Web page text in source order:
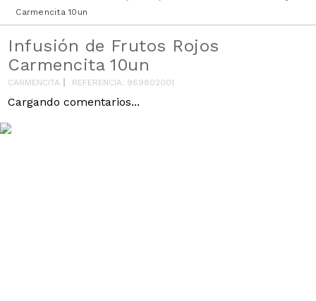
Carmencita 10un
Infusión de Frutos Rojos
Carmencita 10un
CARMENCITA REFERENCIA: 969802001
Cargando comentarios...